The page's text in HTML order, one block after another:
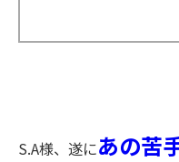
S.A様、遂にあの苦